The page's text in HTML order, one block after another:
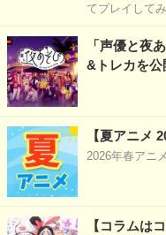
てプレイして
「声優と夜
&トレカを公
【夏アニメ
2026年春アニ
【コラムは